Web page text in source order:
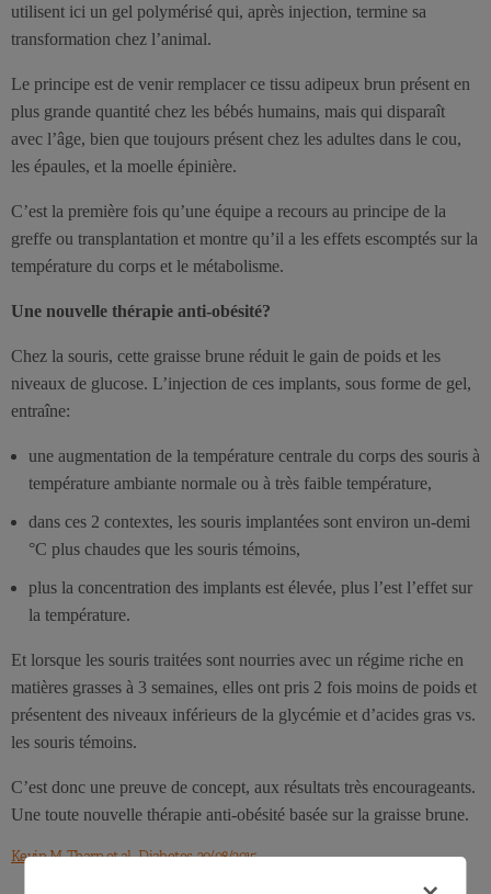
utilisent ici un gel polymérisé qui, après injection, termine sa
transformation chez l’animal.
Le principe est de venir remplacer ce tissu adipeux brun présent en
plus grande quantité chez les bébés humains, mais qui disparaît
avec l’âge, bien que toujours présent chez les adultes dans le cou,
les épaules, et la moelle épinière.
C’est la première fois qu’une équipe a recours au principe de la
greffe ou transplantation et montre qu’il a les effets escomptés sur la
température du corps et le métabolisme.
Une nouvelle thérapie anti-obésité?
Chez la souris, cette graisse brune réduit le gain de poids et les
niveaux de glucose. L’injection de ces implants, sous forme de gel,
entraîne:
une augmentation de la température centrale du corps des souris à
température ambiante normale ou à très faible température,
dans ces 2 contextes, les souris implantées sont environ un-demi
°C plus chaudes que les souris témoins,
plus la concentration des implants est élevée, plus l’est l’effet sur
la température.
Et lorsque les souris traitées sont nourries avec un régime riche en
matières grasses à 3 semaines, elles ont pris 2 fois moins de poids et
présentent des niveaux inférieurs de la glycémie et d’acides gras vs.
les souris témoins.
C’est donc une preuve de concept, aux résultats très encourageants.
Une toute nouvelle thérapie anti-obésité basée sur la graisse brune.
Kevin M. Tharp et al., Diabetes, 20/08/2015.